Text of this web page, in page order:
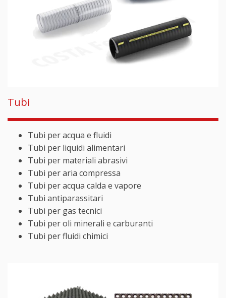
Tubi
Tubi per acqua e fluidi
Tubi per liquidi alimentari
Tubi per materiali abrasivi
Tubi per aria compressa
Tubi per acqua calda e vapore
Tubi antiparassitari
Tubi per gas tecnici
Tubi per oli minerali e carburanti
Tubi per fluidi chimici